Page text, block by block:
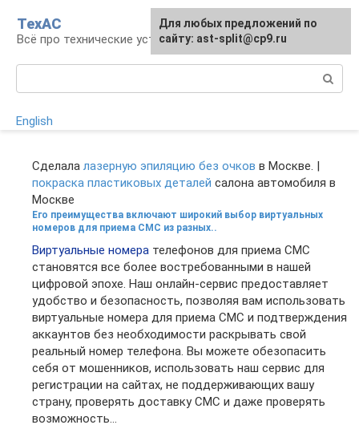
контенту
ТехАС
Всё про технические устройства
English
Сделала лазерную эпиляцию без очков в Москве. |
покраска пластиковых деталей салона автомобиля в
Москве
Его преимущества включают широкий выбор виртуальных
номеров для приема СМС из разных..
Виртуальные номера телефонов для приема СМС
становятся все более востребованными в нашей
цифровой эпохе. Наш онлайн-сервис предоставляет
удобство и безопасность, позволяя вам использовать
виртуальные номера для приема СМС и подтверждения
аккаунтов без необходимости раскрывать свой
реальный номер телефона. Вы можете обезопасить
себя от мошенников, использовать наш сервис для
регистрации на сайтах, не поддерживающих вашу
страну, проверять доставку СМС и даже проверять
возможность...
Для любых предложений по
сайту: ast-split@cp9.ru